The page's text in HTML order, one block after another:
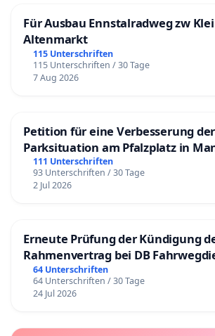
Für Ausbau Ennstalradweg zw
Altenmarkt
115 Unterschriften
115 Unterschriften / 30 Tage
7 Aug 2026
Petition für eine Verbesserung der
Parksituation am Pfalzplatz in
111 Unterschriften
93 Unterschriften / 30 Tage
2 Jul 2026
Erneute Prüfung der Kündigung
Rahmenvertrag bei DB
64 Unterschriften
64 Unterschriften / 30 Tage
24 Jul 2026